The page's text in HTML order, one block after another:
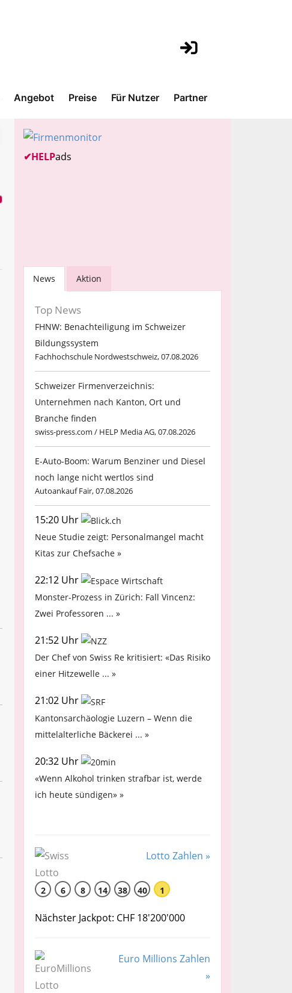
Angebot Preise Für Nutzer Partner
✔HELPads
News Aktion
Top News
FHNW: Benachteiligung im Schweizer
Bildungssystem
Fachhochschule Nordwestschweiz, 07.08.2026
Schweizer Firmenverzeichnis:
Unternehmen nach Kanton, Ort und
Branche finden
swiss-press.com / HELP Media AG, 07.08.2026
E-Auto-Boom: Warum Benziner und Diesel
noch lange nicht wertlos sind
Autoankauf Fair, 07.08.2026
15:20 Uhr
Neue Studie zeigt: Personalmangel macht
Kitas zur Chefsache »
22:12 Uhr
Monster-Prozess in Zürich: Fall Vincenz:
Zwei Professoren ... »
21:52 Uhr
Der Chef von Swiss Re kritisiert: «Das Risiko
einer Hitzewelle ... »
21:02 Uhr
Kantonsarchäologie Luzern – Wenn die
mittelalterliche Bäckerei ... »
20:32 Uhr
«Wenn Alkohol trinken strafbar ist, werde
ich heute sündigen» »
Lotto Zahlen »
2 6 8 14 38 40 1
Nächster Jackpot: CHF 18'200'000
Euro Millions Zahlen
»